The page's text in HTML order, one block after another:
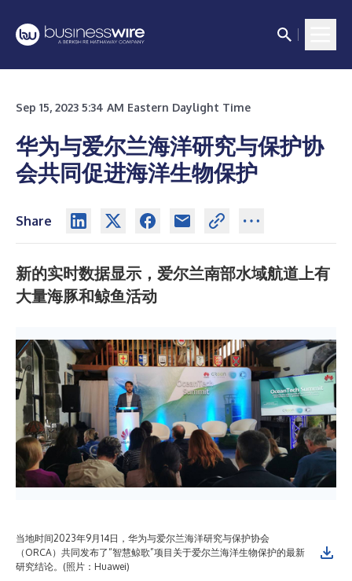
Sep 15, 2023 5:34 AM Eastern Daylight Time
华为与爱尔兰海洋研究与保护协
会共同促进海洋生物保护
Share
新的实时数据显示，爱尔兰南部水域航道上有
大量海豚和鲸鱼活动
当地时间2023年9月14日，华为与爱尔兰海洋研究与保护协会
（ORCA）共同发布了“智慧鲸歌”项目关于爱尔兰海洋生物保护的最新
研究结论。(照片：Huawei)